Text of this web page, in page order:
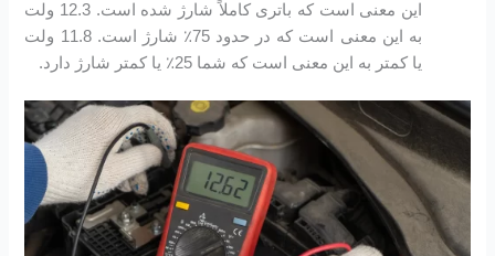
این معنی است که باتری کاملاً شارژ شده است. 12.3 ولت
به این معنی است که در حدود 75٪ شارژ است. 11.8 ولت
یا کمتر به این معنی است که شما 25٪ یا کمتر شارژ دارد.